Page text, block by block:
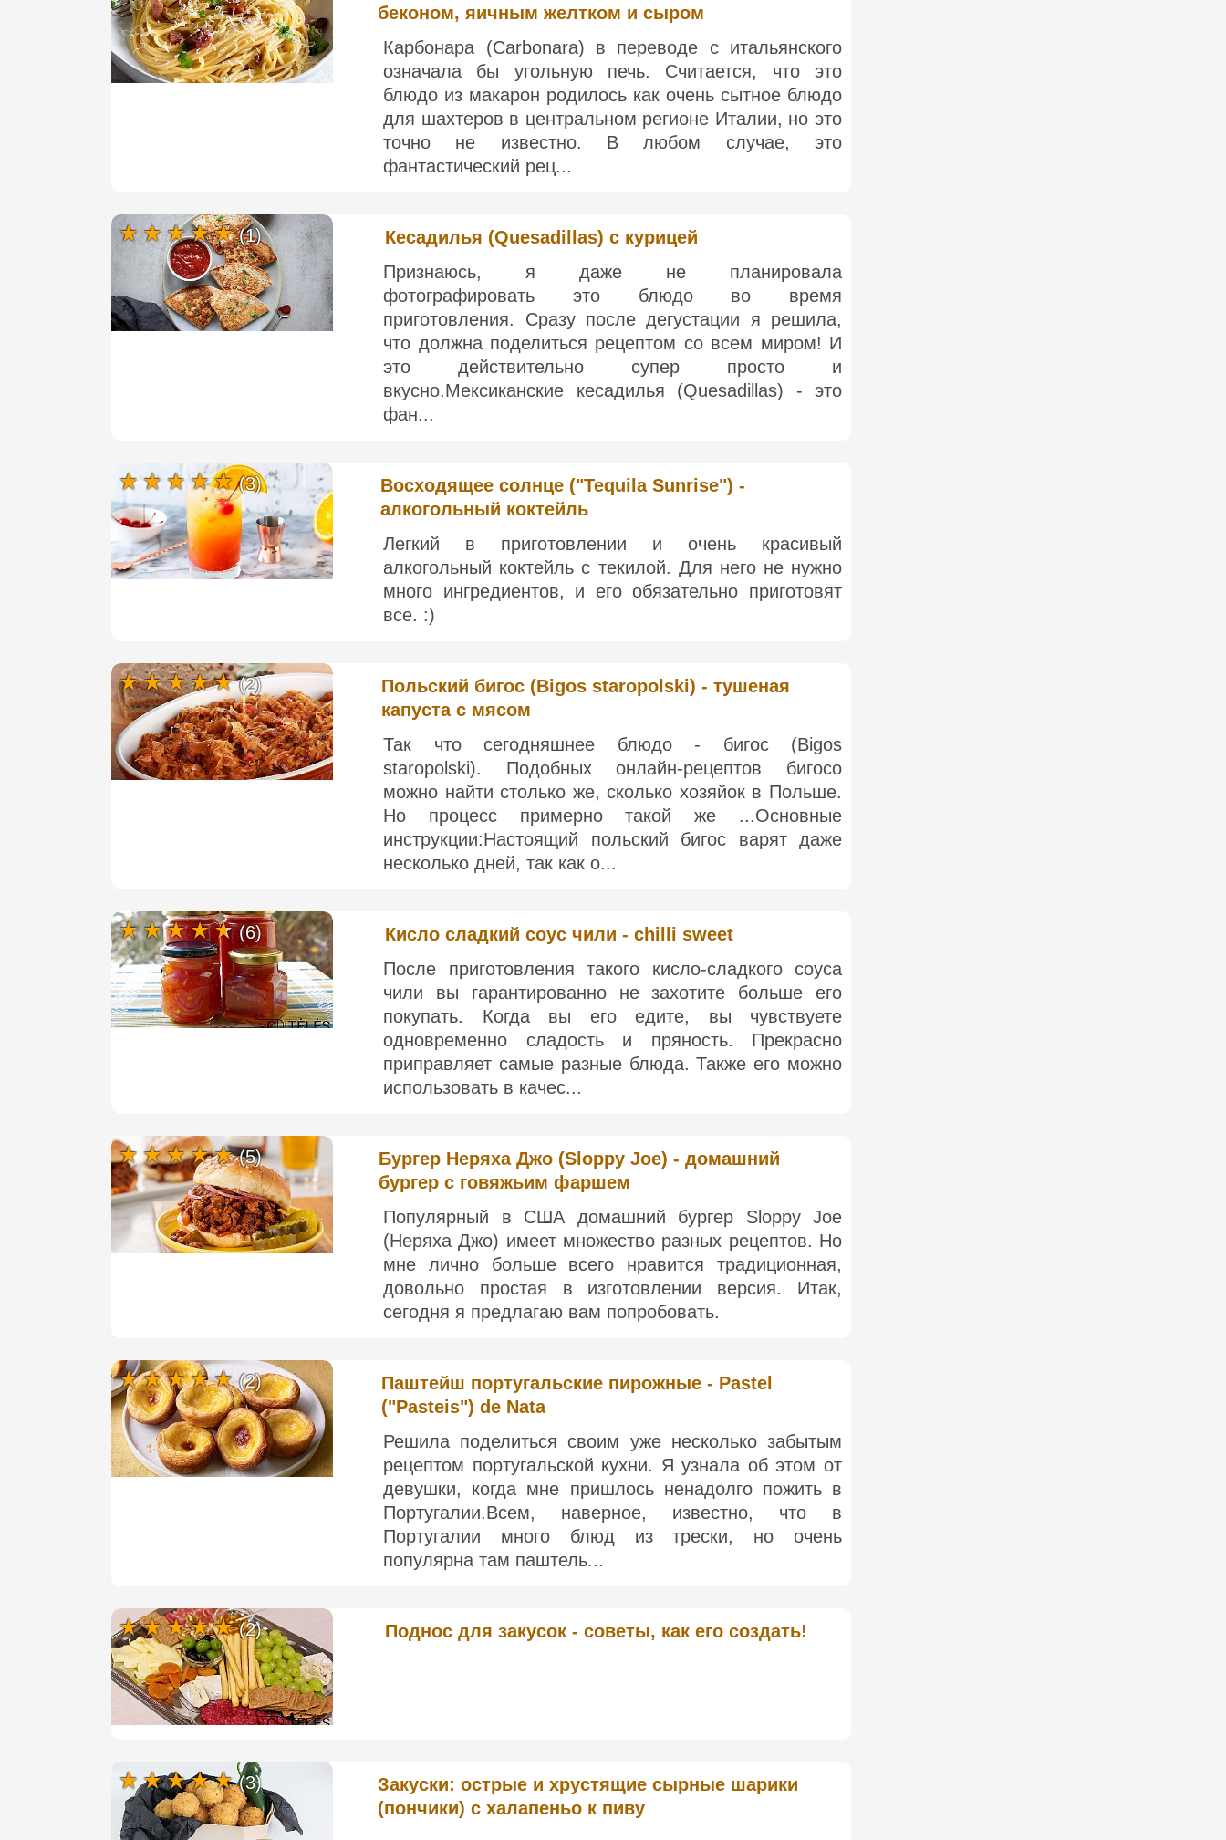
беконом, яичным желтком и сыром
Карбонара (Carbonara) в переводе с итальянского
означала бы угольную печь. Считается, что это
блюдо из макарон родилось как очень сытное блюдо
для шахтеров в центральном регионе Италии, но это
точно не известно. В любом случае, это
фантастический рец...
Кесадилья (Quesadillas) с курицей
Признаюсь, я даже не планировала
фотографировать это блюдо во время
приготовления. Сразу после дегустации я решила,
что должна поделиться рецептом со всем миром! И
это действительно супер просто и
вкусно.Мексиканские кесадилья (Quesadillas) - это
фан...
(1)
Восходящее солнце ("Tequila Sunrise") -
алкогольный коктейль
Легкий в приготовлении и очень красивый
алкогольный коктейль с текилой. Для него не нужно
много ингредиентов, и его обязательно приготовят
все. :)
(3)
Польский бигос (Bigos staropolski) - тушеная
капуста с мясом
Так что сегодняшнее блюдо - бигос (Bigos
staropolski). Подобных онлайн-рецептов бигосо
можно найти столько же, сколько хозяйок в Польше.
Но процесс примерно такой же ...Основные
инструкции:Настоящий польский бигос варят даже
несколько дней, так как о...
(2)
Кисло сладкий соус чили - chilli sweet
После приготовления такого кисло-сладкого соуса
чили вы гарантированно не захотите больше его
покупать. Когда вы его едите, вы чувствуете
одновременно сладость и пряность. Прекрасно
приправляет самые разные блюда. Также его можно
использовать в качес...
(6)
Бургер Неряха Джо (Sloppy Joe) - домашний
бургер с говяжьим фаршем
Популярный в США домашний бургер Sloppy Joe
(Неряха Джо) имеет множество разных рецептов. Но
мне лично больше всего нравится традиционная,
довольно простая в изготовлении версия. Итак,
сегодня я предлагаю вам попробовать.
(5)
Паштейш португальские пирожные - Pastel
("Pasteis") de Nata
Решила поделиться своим уже несколько забытым
рецептом португальской кухни. Я узнала об этом от
девушки, когда мне пришлось ненадолго пожить в
Португалии.Всем, наверное, известно, что в
Португалии много блюд из трески, но очень
популярна там паштель...
(2)
Поднос для закусок - советы, как его создать!
(2)
Закуски: острые и хрустящие сырные шарики
(пончики) с халапеньо к пиву
(3)